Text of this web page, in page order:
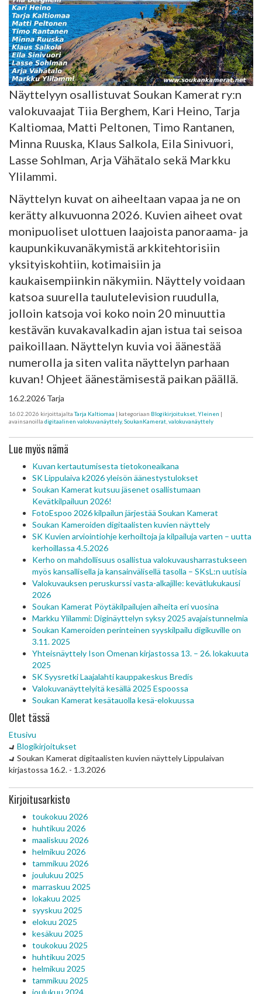
Näyttelyyn osallistuvat Soukan Kamerat ry:n
valokuvaajat Tiia Berghem, Kari Heino, Tarja
Kaltiomaa, Matti Peltonen, Timo Rantanen,
Minna Ruuska, Klaus Salkola, Eila Sinivuori,
Lasse Sohlman, Arja Vähätalo sekä Markku
Ylilammi.
Näyttelyn kuvat on aiheeltaan vapaa ja ne on
kerätty alkuvuonna 2026. Kuvien aiheet ovat
monipuoliset ulottuen laajoista panoraama- ja
kaupunkikuvanäkymistä arkkitehtorisiin
yksityiskohtiin, kotimaisiin ja
kaukaisempiinkin näkymiin. Näyttely voidaan
katsoa suurella taulutelevision ruudulla,
jolloin katsoja voi koko noin 20 minuuttia
kestävän kuvakavalkadin ajan istua tai seisoa
paikoillaan. Näyttelyn kuvia voi äänestää
numerolla ja siten valita näyttelyn parhaan
kuvan! Ohjeet äänestämisestä paikan päällä.
16.2.2026 Tarja
16.02.2026 kirjoittajaltaTarja Kaltiomaa | kategoriaan Blogikirjoitukset Yleinen |
avainsanoilla digitaalinen valokuvanäyttely, SoukanKamerat valokuvanäyttely
Lue myös nämä
Kuvan kertautumisesta tietokoneaikana
SK Lippulaiva k2026 yleisön äänestystulokset
Soukan Kamerat kutsuu jäsenet osallistumaan
Kevätkilpailuun 2026!
FotoEspoo 2026 kilpailun järjestää Soukan Kamerat
Soukan Kameroiden digitaalisten kuvien näyttely
SK Kuvien arviointiohje kerhoiltoja ja kilpailuja varten – uutta
kerhoillassa 4.5.2026
Kerho on mahdollisuus osallistua valokuvausharrastukseen
myös kansallisella ja kansainvälisellä tasolla – SKsL:n uutisia
Valokuvauksen peruskurssi vasta-alkajille: kevätlukukausi
2026
Soukan Kamerat Pöytäkilpailujen aiheita eri vuosina
Markku Ylilammi: Diginäyttelyn syksy 2025 avajaistunnelmia
Soukan Kameroiden perinteinen syyskilpailu digikuville on
3.11. 2025
Yhteisnäyttely Ison Omenan kirjastossa 13. – 26. lokakuuta
2025
SK Syysretki Laajalahti kauppakeskus Bredis
Valokuvanäyttelyitä kesällä 2025 Espoossa
Soukan Kamerat kesätauolla kesä-elokuussa
Olet tässä
Etusivu
Blogikirjoitukset
Soukan Kamerat digitaalisten kuvien näyttely Lippulaivan
kirjastossa 16.2. - 1.3.2026
Kirjoitusarkisto
toukokuu 2026
huhtikuu 2026
maaliskuu 2026
helmikuu 2026
tammikuu 2026
joulukuu 2025
marraskuu 2025
lokakuu 2025
syyskuu 2025
elokuu 2025
kesäkuu 2025
toukokuu 2025
huhtikuu 2025
helmikuu 2025
tammikuu 2025
joulukuu 2024